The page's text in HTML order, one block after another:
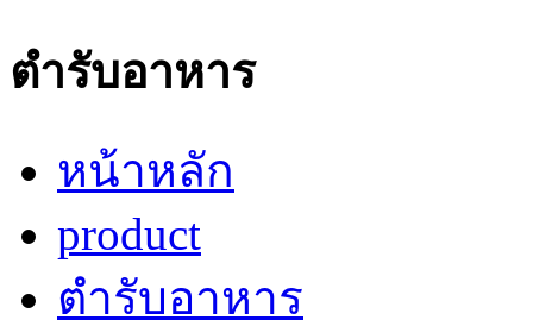
ตำรับอาหาร
หน้าหลัก
product
ตำรับอาหาร